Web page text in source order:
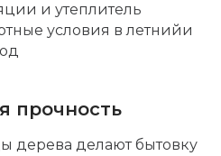
и утеплитель
условия в летнийи
прочность
дерева делают бытовку